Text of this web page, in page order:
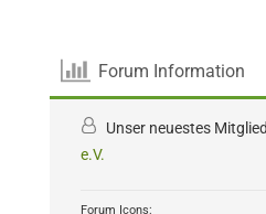
Forum Information
Unser neuestes
e.V.
Forum Icons: